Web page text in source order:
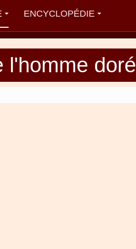
ENCYCLOPÉDIE
l'homme doré